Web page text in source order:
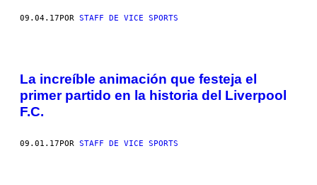
09.04.17POR STAFF DE VICE SPORTS
La increíble animación que festeja el
primer partido en la historia del Liverpool
F.C.
09.01.17 POR STAFF DE VICE SPORTS